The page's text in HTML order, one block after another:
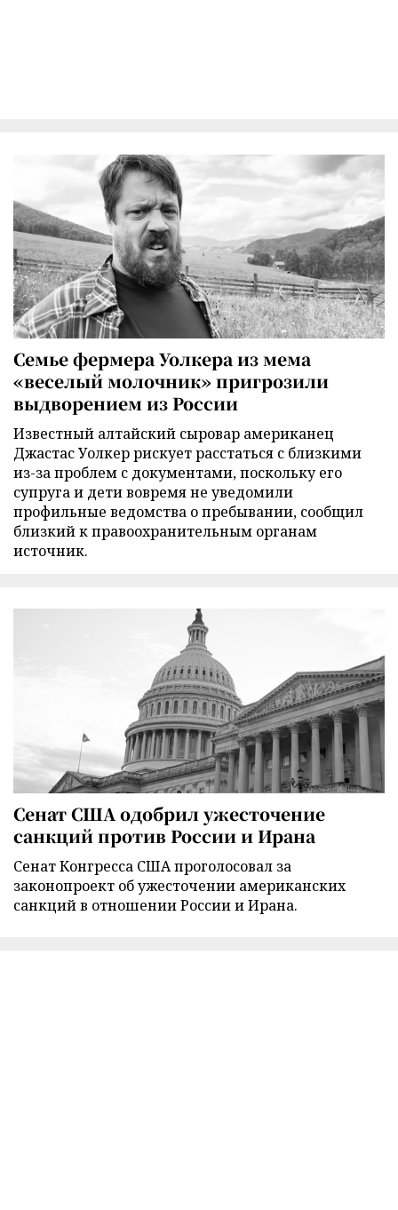
Семье фермера Уолкера из мема
«веселый молочник» пригрозили
выдворением из России
Известный алтайский сыровар американец
Джастас Уолкер рискует расстаться с близкими
из-за проблем с документами, поскольку его
супруга и дети вовремя не уведомили
профильные ведомства о пребывании, сообщил
близкий к правоохранительным органам
источник.
Сенат США одобрил ужесточение
санкций против России и Ирана
Сенат Конгресса США проголосовал за
законопроект об ужесточении американских
санкций в отношении России и Ирана.